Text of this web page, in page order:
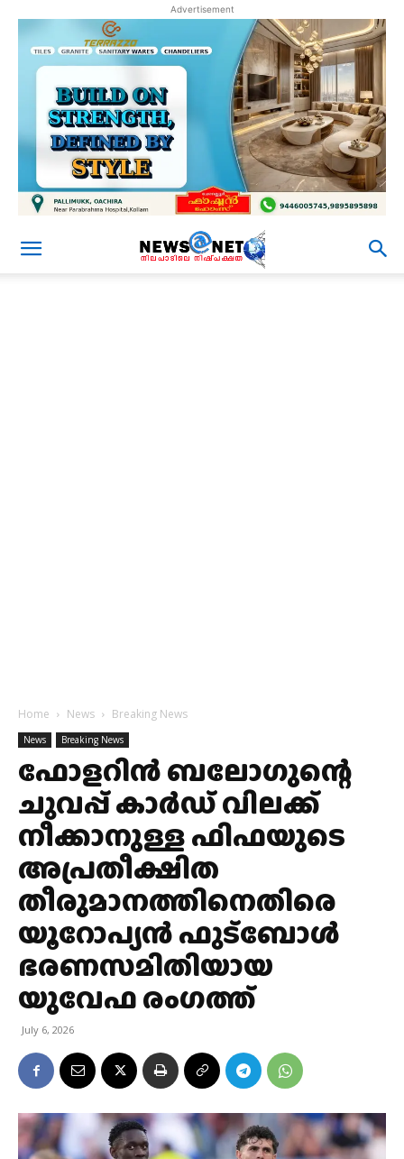
Advertisement
Home News Breaking News
News Breaking News
ഫോളറിൻ ബലോഗുന്റെ
ചുവപ്പ് കാർഡ് വിലക്ക്
നീക്കാനുള്ള ഫിഫയുടെ
അപ്രതീക്ഷിത
തീരുമാനത്തിനെതിരെ
യൂറോപ്യൻ ഫുട്ബോൾ
ഭരണസമിതിയായ
യുവേഫ രംഗത്ത്
July 6, 2026